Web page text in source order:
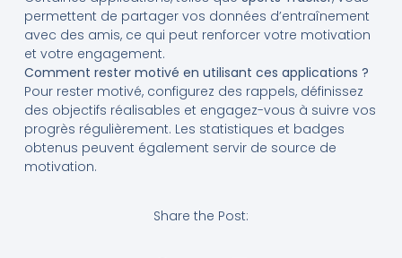
permettent de partager vos données d’entraînement
avec des amis, ce qui peut renforcer votre motivation
et votre engagement.
Comment rester motivé en utilisant ces applications ?
Pour rester motivé, configurez des rappels, définissez
des objectifs réalisables et engagez-vous à suivre vos
progrès régulièrement. Les statistiques et badges
obtenus peuvent également servir de source de
motivation.
Share the Post: